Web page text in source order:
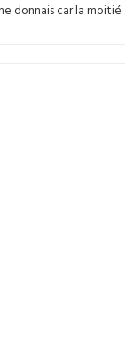
donnais car la moitié